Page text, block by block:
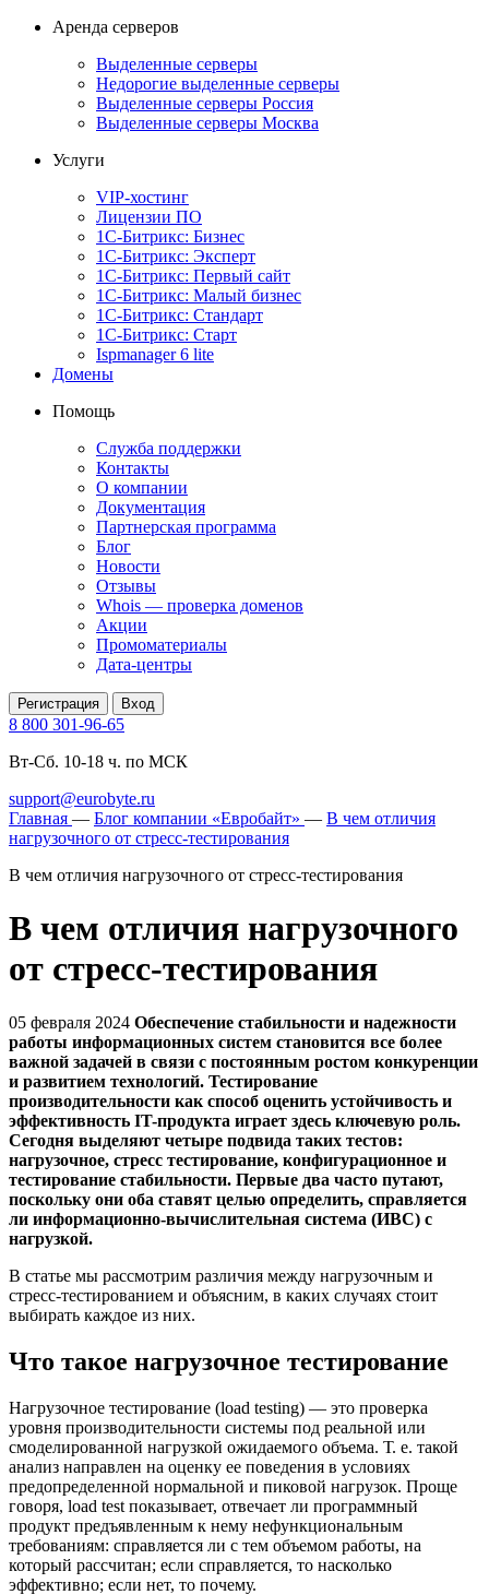
Аренда серверов
Выделенные серверы
Недорогие выделенные серверы
Выделенные серверы Россия
Выделенные серверы Москва
Услуги
VIP-хостинг
Лицензии ПО
1С-Битрикс: Бизнес
1С-Битрикс: Эксперт
1С-Битрикс: Первый сайт
1С-Битрикс: Малый бизнес
1С-Битрикс: Стандарт
1С-Битрикс: Старт
Ispmanager 6 lite
Домены
Помощь
Служба поддержки
Контакты
О компании
Документация
Партнерская программа
Блог
Новости
Отзывы
Whois — проверка доменов
Акции
Промоматериалы
Дата-центры
Регистрация Вход
8 800 301-96-65
Вт-Сб. 10-18 ч. по МСК
support@eurobyte.ru
Главная — Блог компании «Евробайт» — В чем отличия
нагрузочного от стресс-тестирования
В чем отличия нагрузочного от стресс-тестирования
В чем отличия нагрузочного
от стресс-тестирования
05 февраля 2024 Обеспечение стабильности и надежности
работы информационных систем становится все более
важной задачей в связи с постоянным ростом конкуренции
и развитием технологий. Тестирование
производительности как способ оценить устойчивость и
эффективность IT-продукта играет здесь ключевую роль.
Сегодня выделяют четыре подвида таких тестов:
нагрузочное, стресс тестирование, конфигурационное и
тестирование стабильности. Первые два часто путают,
поскольку они оба ставят целью определить, справляется
ли информационно-вычислительная система (ИВС) с
нагрузкой.
В статье мы рассмотрим различия между нагрузочным и
стресс-тестированием и объясним, в каких случаях стоит
выбирать каждое из них.
Что такое нагрузочное тестирование
Нагрузочное тестирование (load testing) — это проверка
уровня производительности системы под реальной или
смоделированной нагрузкой ожидаемого объема. Т. е. такой
анализ направлен на оценку ее поведения в условиях
предопределенной нормальной и пиковой нагрузок. Проще
говоря, load test показывает, отвечает ли программный
продукт предъявленным к нему нефункциональным
требованиям: справляется ли с тем объемом работы, на
который рассчитан; если справляется, то насколько
эффективно; если нет, то почему.